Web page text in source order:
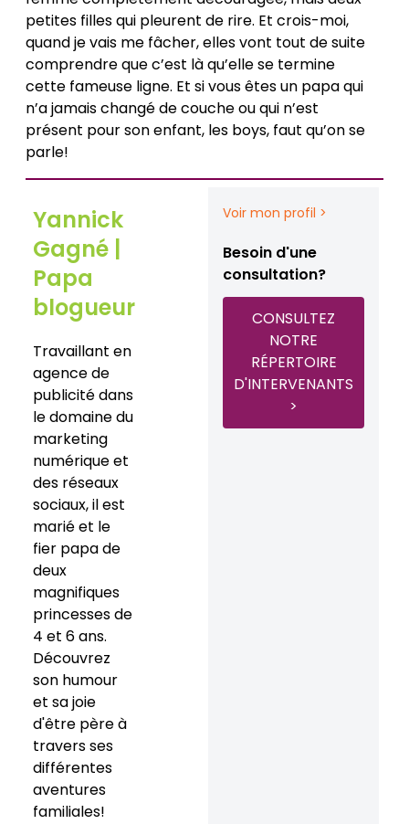
petites filles qui pleurent de rire. Et crois-moi,
quand je vais me fâcher, elles vont tout de suite
comprendre que c’est là qu’elle se termine
cette fameuse ligne. Et si vous êtes un papa qui
n’a jamais changé de couche ou qui n’est
présent pour son enfant, les boys, faut qu’on se
parle!
Yannick
Gagné |
Papa
blogueur
Travaillant en
agence de
publicité dans
le domaine du
marketing
numérique et
des réseaux
sociaux, il est
marié et le
fier papa de
deux
magnifiques
princesses de
4 et 6 ans.
Découvrez
son humour
et sa joie
d'être père à
travers ses
différentes
aventures
familiales!
Voir mon profil >
Besoin d'une
consultation?
CONSULTEZ
NOTRE
RÉPERTOIRE
D'INTERVENANTS
>